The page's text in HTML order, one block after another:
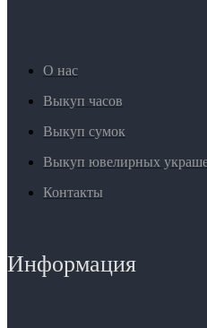
О нас
Выкуп часов
Выкуп сумок
Выкуп ювелирных
Контакты
Информация